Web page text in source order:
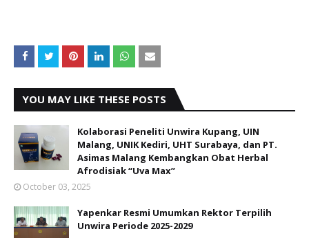
YOU MAY LIKE THESE POSTS
Kolaborasi Peneliti Unwira Kupang, UIN
Malang, UNIK Kediri, UHT Surabaya, dan PT.
Asimas Malang Kembangkan Obat Herbal
Afrodisiak “Uva Max”
October 03, 2025
Yapenkar Resmi Umumkan Rektor Terpilih
Unwira Periode 2025-2029